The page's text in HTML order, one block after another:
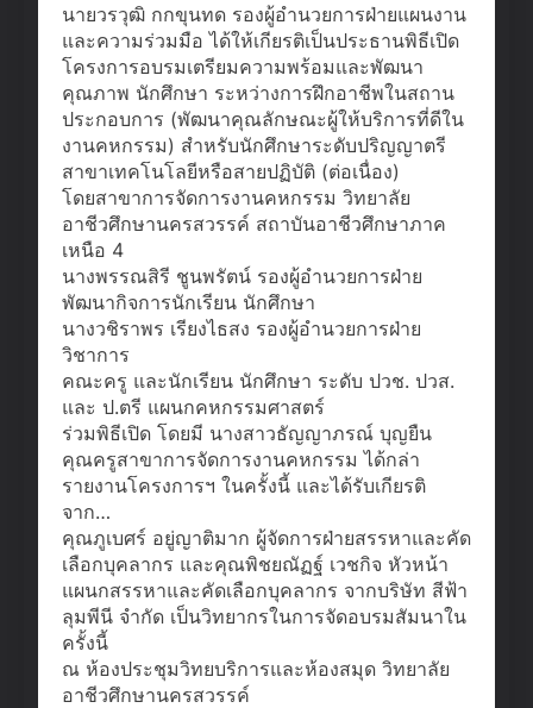
นายวรวุฒิ กกขุนทด รองผู้อำนวยการฝ่ายแผนงาน
และความร่วมมือ ได้ให้เกียรติเป็นประธานพิธีเปิด
โครงการอบรมเตรียมความพร้อมและพัฒนา
คุณภาพ นักศึกษา ระหว่างการฝึกอาชีพในสถาน
ประกอบการ (พัฒนาคุณลักษณะผู้ให้บริการที่ดีใน
งานคหกรรม) สำหรับนักศึกษาระดับปริญญาตรี
สาขาเทคโนโลยีหรือสายปฏิบัติ (ต่อเนื่อง)
โดยสาขาการจัดการงานคหกรรม วิทยาลัย
อาชีวศึกษานครสวรรค์ สถาบันอาชีวศึกษาภาค
เหนือ 4
นางพรรณสิรี ชูนพรัตน์ รองผู้อำนวยการฝ่าย
พัฒนากิจการนักเรียน นักศึกษา
นางวชิราพร เรียงไธสง รองผู้อำนวยการฝ่าย
วิชาการ
คณะครู และนักเรียน นักศึกษา ระดับ ปวช. ปวส.
และ ป.ตรี แผนกคหกรรมศาสตร์
ร่วมพิธีเปิด โดยมี นางสาวธัญญาภรณ์ บุญยืน
คุณครูสาขาการจัดการงานคหกรรม ได้กล่า
รายงานโครงการฯ ในครั้งนี้ และได้รับเกียรติ
จาก…
คุณภูเบศร์ อยู่ญาติมาก ผู้จัดการฝ่ายสรรหาและคัด
เลือกบุคลากร และคุณพิชยณัฏฐ์ เวชกิจ หัวหน้า
แผนกสรรหาและคัดเลือกบุคลากร จากบริษัท สีฟ้า
ลุมพีนี จำกัด เป็นวิทยากรในการจัดอบรมสัมนาใน
ครั้งนี้
ณ ห้องประชุมวิทยบริการและห้องสมุด วิทยาลัย
อาชีวศึกษานครสวรรค์